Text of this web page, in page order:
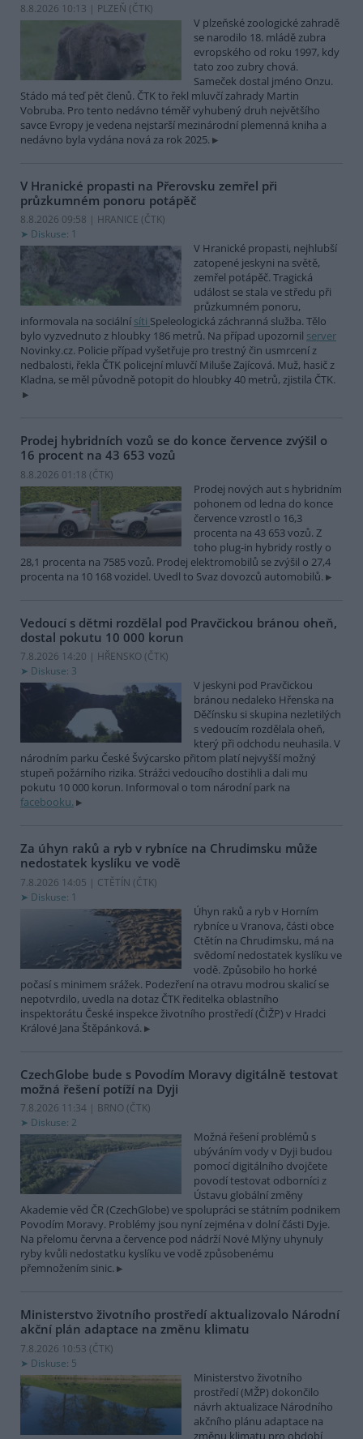
8.8.2026 10:13 | PLZEŇ (ČTK)
V plzeňské zoologické zahradě
se narodilo 18. mládě zubra
evropského od roku 1997, kdy
tato zoo zubry chová.
Sameček dostal jméno Onzu.
Stádo má teď pět členů. ČTK to řekl mluvčí zahrady Martin
Vobruba. Pro tento nedávno téměř vyhubený druh největšího
savce Evropy je vedena nejstarší mezinárodní plemenná kniha a
nedávno byla vydána nová za rok 2025.
V Hranické propasti na Přerovsku zemřel při
průzkumném ponoru potápěč
8.8.2026 09:58 | HRANICE (ČTK)
Diskuse: 1
V Hranické propasti, nejhlubší
zatopené jeskyni na světě,
zemřel potápěč. Tragická
událost se stala ve středu při
průzkumném ponoru,
informovala na sociální síti Speleologická záchranná služba. Tělo
bylo vyzvednuto z hloubky 186 metrů. Na případ upozornil server
Novinky.cz. Policie případ vyšetřuje pro trestný čin usmrcení z
nedbalosti, řekla ČTK policejní mluvčí Miluše Zajícová. Muž, hasič z
Kladna, se měl původně potopit do hloubky 40 metrů, zjistila ČTK.
Prodej hybridních vozů se do konce července zvýšil o
16 procent na 43 653 vozů
8.8.2026 01:18 (ČTK)
Prodej nových aut s hybridním
pohonem od ledna do konce
července vzrostl o 16,3
procenta na 43 653 vozů. Z
toho plug-in hybridy rostly o
28,1 procenta na 7585 vozů. Prodej elektromobilů se zvýšil o 27,4
procenta na 10 168 vozidel. Uvedl to Svaz dovozců automobilů.
Vedoucí s dětmi rozdělal pod Pravčickou bránou oheň,
dostal pokutu 10 000 korun
7.8.2026 14:20 | HŘENSKO (ČTK)
Diskuse: 3
V jeskyni pod Pravčickou
bránou nedaleko Hřenska na
Děčínsku si skupina nezletilých
s vedoucím rozdělala oheň,
který při odchodu neuhasila. V
národním parku České Švýcarsko přitom platí nejvyšší možný
stupeň požárního rizika. Strážci vedoucího dostihli a dali mu
pokutu 10 000 korun. Informoval o tom národní park na
facebooku.
Za úhyn raků a ryb v rybníce na Chrudimsku může
nedostatek kyslíku ve vodě
7.8.2026 14:05 | CTĚTÍN (ČTK)
Diskuse: 1
Úhyn raků a ryb v Horním
rybníce u Vranova, části obce
Ctětín na Chrudimsku, má na
svědomí nedostatek kyslíku ve
vodě. Způsobilo ho horké
počasí s minimem srážek. Podezření na otravu modrou skalicí se
nepotvrdilo, uvedla na dotaz ČTK ředitelka oblastního
inspektorátu České inspekce životního prostředí (ČIŽP) v Hradci
Králové Jana Štěpánková.
CzechGlobe bude s Povodím Moravy digitálně testovat
možná řešení potíží na Dyji
7.8.2026 11:34 | BRNO (ČTK)
Diskuse: 2
Možná řešení problémů s
ubýváním vody v Dyji budou
pomocí digitálního dvojčete
povodí testovat odborníci z
Ústavu globální změny
Akademie věd ČR (CzechGlobe) ve spolupráci se státním podnikem
Povodím Moravy. Problémy jsou nyní zejména v dolní části Dyje.
Na přelomu června a července pod nádrží Nové Mlýny uhynuly
ryby kvůli nedostatku kyslíku ve vodě způsobenému
přemnožením sinic.
Ministerstvo životního prostředí aktualizovalo Národní
akční plán adaptace na změnu klimatu
7.8.2026 10:53 (ČTK)
Diskuse: 5
Ministerstvo životního
prostředí (MŽP) dokončilo
návrh aktualizace Národního
akčního plánu adaptace na
změnu klimatu pro období